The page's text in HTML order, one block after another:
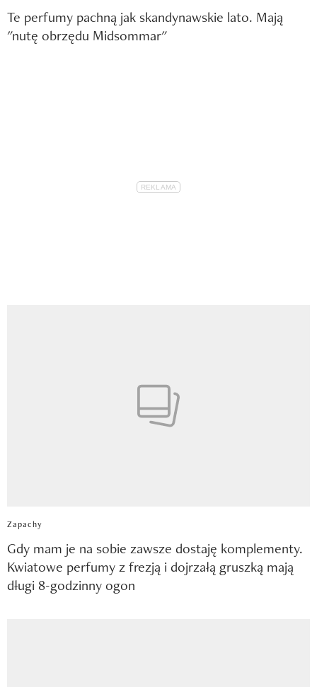
Te perfumy pachną jak skandynawskie lato. Mają
"nutę obrzędu Midsommar"
Zapachy
Gdy mam je na sobie zawsze dostaję komplementy.
Kwiatowe perfumy z frezją i dojrzałą gruszką mają
długi 8-godzinny ogon